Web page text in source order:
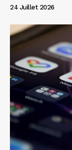
24 Juillet 2026